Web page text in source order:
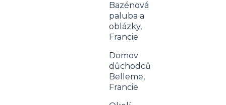
Bazénová
paluba a
oblázky,
Francie
Domov
důchodců
Belleme,
Francie